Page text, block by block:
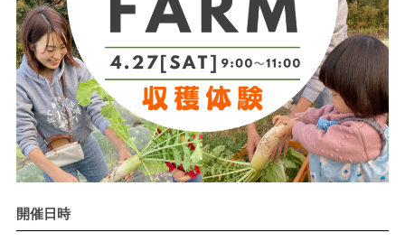
開催日時